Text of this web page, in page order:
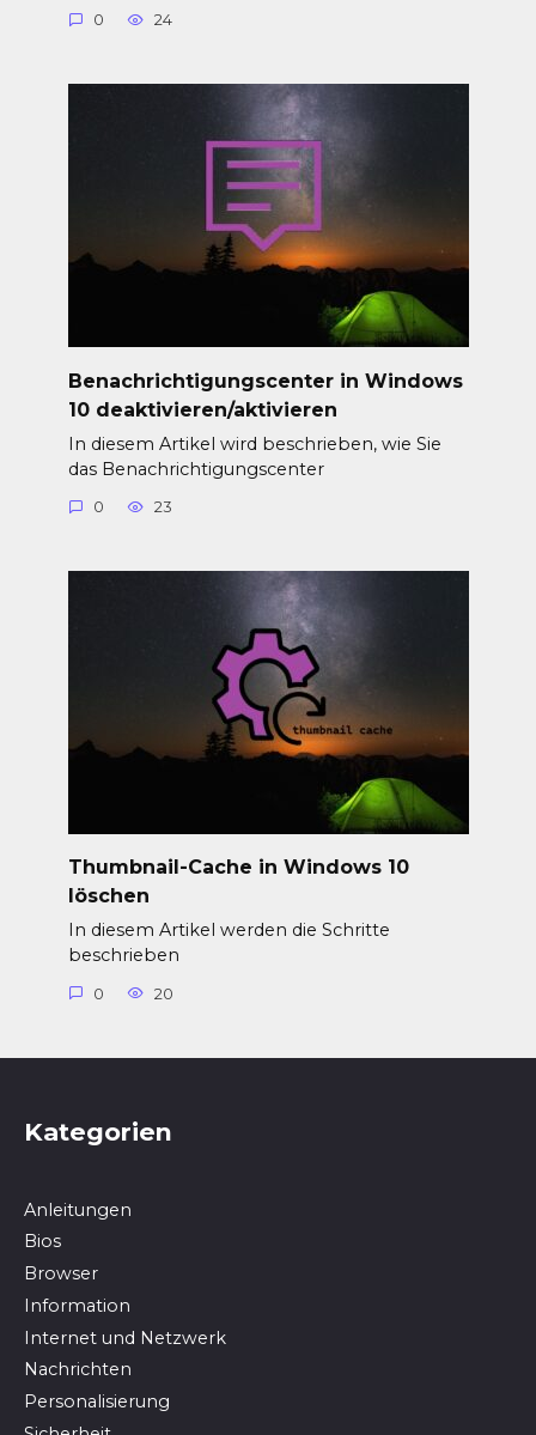
0 24
Benachrichtigungscenter in Windows
10 deaktivieren/aktivieren
In diesem Artikel wird beschrieben, wie Sie
das Benachrichtigungscenter
0 23
Thumbnail-Cache in Windows 10
löschen
In diesem Artikel werden die Schritte
beschrieben
0 20
Kategorien
Anleitungen
Bios
Browser
In­for­ma­ti­on
Internet und Netzwerk
Nachrichten
Personalisierung